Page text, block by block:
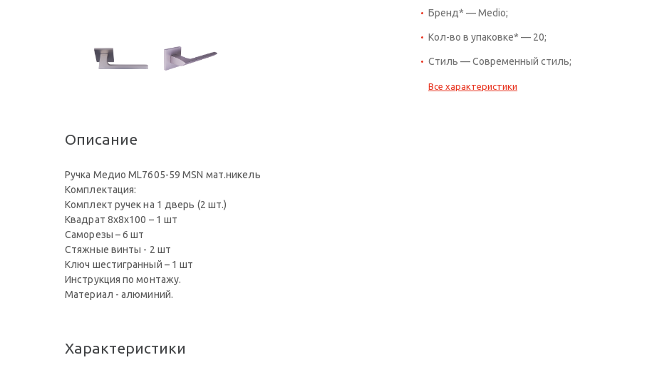
Бренд* — Medio;
Кол-во в упаковке* — 20;
Стиль — Современный стиль;
Все характеристики
Описание
Ручка Медио ML7605-59 MSN мат.никель
Комплектация:
Комплект ручек на 1 дверь (2 шт.)
Квадрат 8x8x100 – 1 шт
Саморезы – 6 шт
Стяжные винты - 2 шт
Ключ шестигранный – 1 шт
Инструкция по монтажу.
Материал - алюминий.
Характеристики